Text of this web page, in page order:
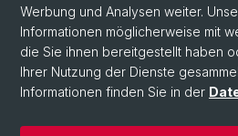
Social Media
LinkedIn
Werbung und Analysen weiter.
Informationen möglicherweise mit
die Sie ihnen bereitgestellt haben
Ihrer Nutzung der Dienste
Informationen finden Sie in der